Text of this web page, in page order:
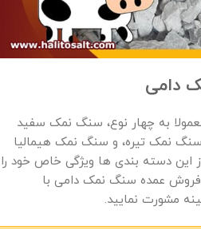
دامی
به چهار نوع، سنگ نمک سفید
نمک تیره، و سنگ نمک هیمالیا
این دسته بندی ها ویژگی خاص خود را
فروش عمده سنگ نمک دامی با
مشورت نمایید.